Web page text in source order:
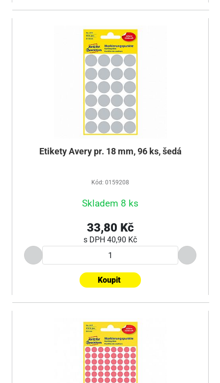
Etikety Avery pr. 18 mm, 96 ks, šedá
Kód: 0159208
Skladem 8 ks
33,80 Kč
s DPH 40,90 Kč
Koupit